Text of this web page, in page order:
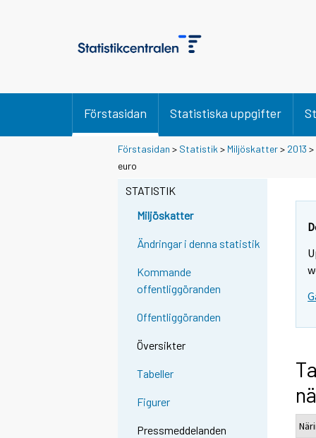
Förstasidan Statistiska uppgifter
Förstasidan > Statistik > Miljöskatter> 2013 >
euro
STATISTIK
Miljöskatter
Ändringar i denna statistik
Kommande
offentliggöranden
Offentliggöranden
Översikter
Tabeller
Figurer
Pressmeddelanden